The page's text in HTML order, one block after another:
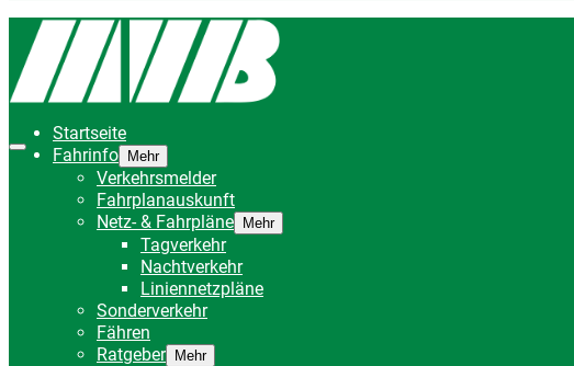
Startseite
Fahrinfo
Mehr
Verkehrsmelder
Fahrplanauskunft
Netz- & Fahrpläne
Mehr
Tagverkehr
Nachtverkehr
Liniennetzpläne
Sonderverkehr
Fähren
Ratgeber
Mehr